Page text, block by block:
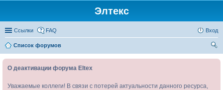
Элтекс
Ссылки FAQ Вход
Список форумов
О деактивации форума Eltex
Уважаемые коллеги! В связи с потерей актуальности данного ресурса,